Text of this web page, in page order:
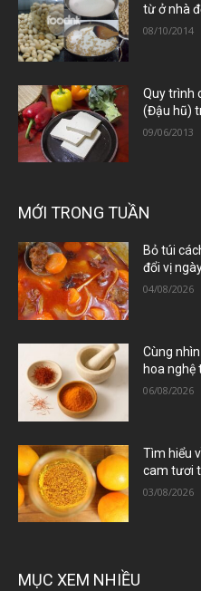
từ ở nhà
08/10/2014
Quy trình
(Đậu hũ)
09/06/2013
MỚI TRONG TUẦN
Bỏ túi
đổi vị
04/08/2026
Cùng
hoa nghệ
06/08/2026
Tìm hiểu
cam tươi
03/08/2026
MỤC XEM NHIỀU